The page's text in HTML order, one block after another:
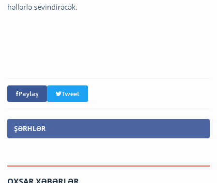
həllərlə sevindirəcək.
Paylaş Tweet
ŞƏRHLƏR